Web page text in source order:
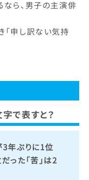
なら、男子の主演俳
「申し訳ない気持
で表すと？
3年ぶりに1位
った「苦」は2